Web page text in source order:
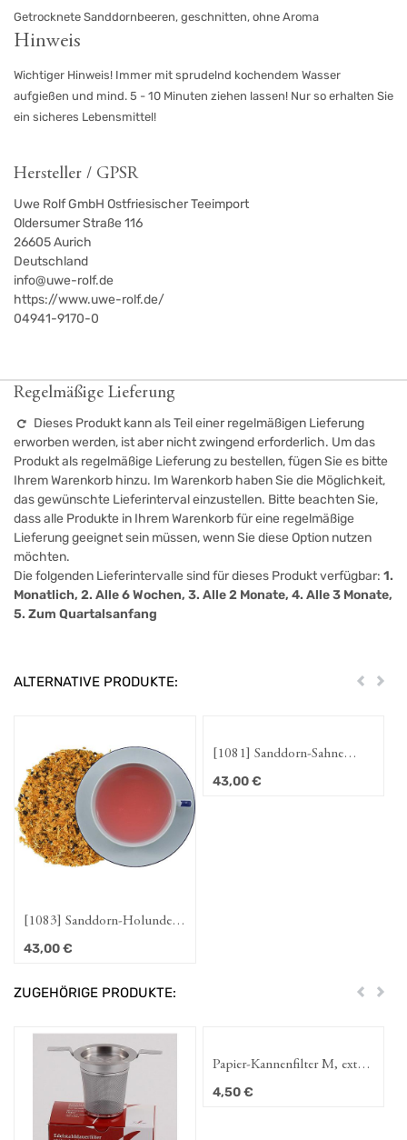
Getrocknete Sanddornbeeren, geschnitten, ohne Aroma
Hinweis
Wichtiger Hinweis! Immer mit sprudelnd kochendem Wasser
aufgießen und mind. 5 - 10 Minuten ziehen lassen! Nur so erhalten Sie
ein sicheres Lebensmittel!
Hersteller / GPSR
Uwe Rolf GmbH Ostfriesischer Teeimport
Oldersumer Straße 116
26605Aurich
Deutschland
info@uwe-rolf.de
https://www.uwe-rolf.de/
04941-9170-0
Regelmäßige Lieferung
Dieses Produkt kann als Teil einer regelmäßigen Lieferung
erworben werden, ist aber nicht zwingend erforderlich. Um das
Produkt als regelmäßige Lieferung zu bestellen, fügen Sie es bitte
Ihrem Warenkorb hinzu. Im Warenkorb haben Sie die Möglichkeit,
das gewünschte Lieferinterval einzustellen. Bitte beachten Sie,
dass alle Produkte in Ihrem Warenkorb für eine regelmäßige
Lieferung geeignet sein müssen, wenn Sie diese Option nutzen
möchten.
Die folgenden Lieferintervalle sind für dieses Produkt verfügbar: 1.
Monatlich, 2. Alle 6 Wochen, 3. Alle 2 Monate, 4. Alle 3 Monate,
5. Zum Quartalsanfang
ALTERNATIVE PRODUKTE: Zurück
Sanddorn-Holunder
€
[1081] Sanddorn-Sahne
PUR
43,00€
[1081] Sanddorn-Sahne
ZUGEHÖRIGE PRODUKTE: Zurück
Papier-Kannenfilter M, extra
€